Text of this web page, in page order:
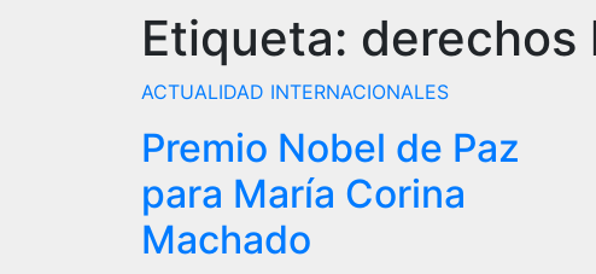
Etiqueta: derechos
ACTUALIDAD INTERNACIONALES
Premio Nobel de Paz
para María Corina
Machado